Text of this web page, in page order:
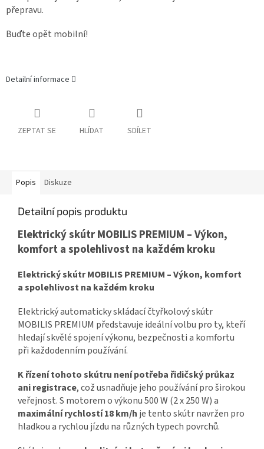
přepravu.
Buďte opět mobilní!
Detailní informace
ZEPTAT SE HLÍDAT SDÍLET
Popis Diskuze
Detailní popis produktu
Elektrický skútr MOBILIS PREMIUM – Výkon,
komfort a spolehlivost na každém kroku
Elektrický skútr MOBILIS PREMIUM – Výkon, komfort
a spolehlivost na každém kroku
Elektrický automaticky skládací čtyřkolový skútr
MOBILIS PREMIUM představuje ideální volbu pro ty, kteří
hledají skvělé spojení výkonu, bezpečnosti a komfortu
při každodenním používání.
K řízení tohoto skútru není potřeba řidičský průkaz
ani registrace, což usnadňuje jeho používání pro širokou
veřejnost. S motorem o výkonu 500 W (2 x 250 W) a
maximální rychlostí 18 km/h je tento skútr navržen pro
hladkou a rychlou jízdu na různých typech povrchů.